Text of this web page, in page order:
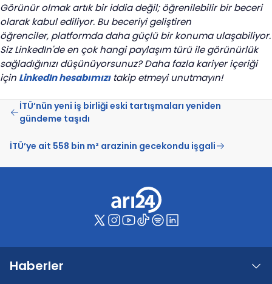
Görünür olmak artık bir iddia değil; öğrenilebilir bir beceri
olarak kabul ediliyor. Bu beceriyi geliştiren
öğrenciler, platformda daha güçlü bir konuma ulaşabiliyor.
Siz LinkedIn'de en çok hangi paylaşım türü ile görünürlük
sağladığınızı düşünüyorsunuz?Daha fazla kariyer içeriği
için LinkedIn hesabımızı takip etmeyi unutmayın!
İTÜ’nün yeni iş birliği eski tartışmaları yeniden
gündeme taşıdı
İTÜ’ye ait 558 bin m² arazinin gecekondu işgali
Haberler